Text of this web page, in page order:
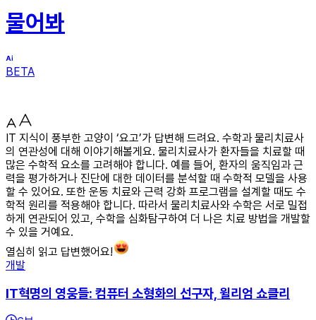
물어봐
BETA
IT 지식이 풍부한 고양이 ‘요고’가 답변해 드려요. 수학과 물리치료사
의 연관성에 대해 이야기해볼게요. 물리치료사가 환자들을 치료할 때
많은 수학적 요소를 고려해야 합니다. 예를 들어, 환자의 움직임과 근
력을 평가하거나 진단에 대한 데이터를 분석할 때 수학적 모델을 사용
할 수 있어요. 또한 운동 치료와 근력 강화 프로그램을 설계할 때도 수
학적 원리를 적용해야 합니다. 따라서 물리치료사와 수학은 서로 밀접
하게 연관되어 있고, 수학을 심화탐구하여 더 나은 치료 방법을 개발할
수 있을 거예요.
열심히 읽고 답변했어요!
개발
IT혁명의 영웅들: 컴퓨터 소형화의 선구자, 윌리엄 쇼클리